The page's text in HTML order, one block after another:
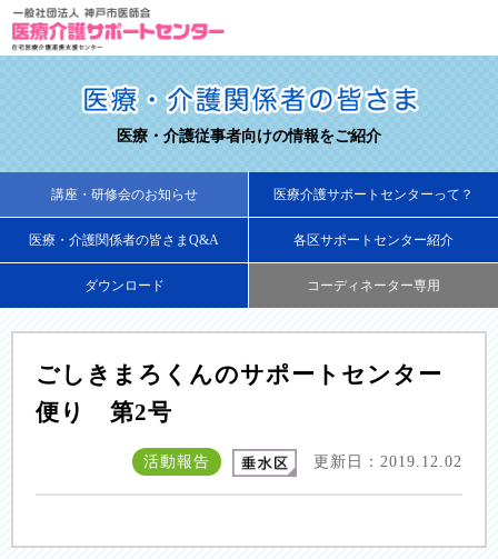
医療・介護従事者向けの情報をご紹介
講座・研修会のお知らせ 医療介護サポートセンターって？
医療・介護関係者の皆さまQ&A 各区サポートセンター紹介
ダウンロード コーディネーター専用
ごしきまろくんのサポートセンター
便り 第2号
活動報告 更新日：2019.12.02